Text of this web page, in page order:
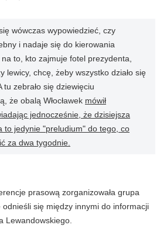
wówczas wypowiedzieć, czy
i nadaje się do kierowania
to, kto zajmuje fotel prezydenta,
lewicy, chcę, żeby wszystko działo się
zebrało się dziewięciu
że obalą Włocławek mówił
jednocześnie, że dzisiejsza
to jedynie "preludium" do tego, co
za dwa tygodnie.
prasową zorganizowała grupa
odnieśli się między innymi do informacji
Lewandowskiego.